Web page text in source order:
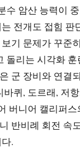
수 암산 능력이
전개도 접힘 판
기 문제가 꾸준
돌리는 시각화 훈
군 장비와 연결
퀴, 도르래, 저
버니어 캘리퍼스
반비례 회전 속
.